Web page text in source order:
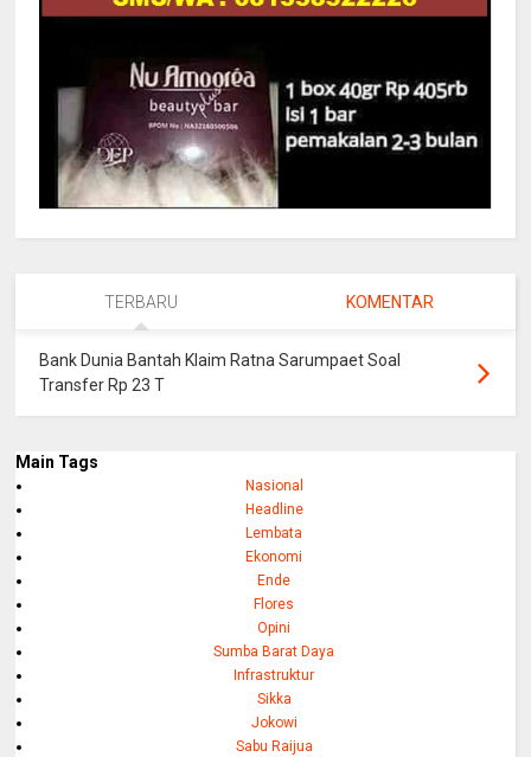
TERBARU KOMENTAR
Bank Dunia Bantah Klaim Ratna Sarumpaet Soal
Transfer Rp 23 T
Main Tags
Nasional
Headline
Lembata
Ekonomi
Ende
Flores
Opini
Sumba Barat Daya
Infrastruktur
Sikka
Jokowi
Sabu Raijua